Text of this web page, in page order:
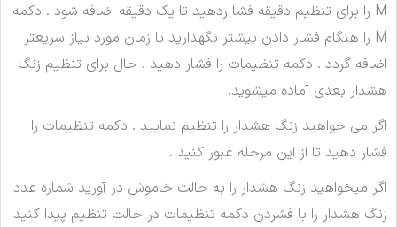
M را برای تنظیم دقیقه فشا ردهید تا یک دقیقه اضافه شود . دکمه
M را هنگام فشار دادن بیشتر نگهدارید تا زمان مورد نیاز سریعتر
اضافه گردد . دکمه تنظیمات را فشار دهید . حال برای تنظیم زنگ
هشدار بعدی آماده میشوید.
اگر می خواهید زنگ هشدار را تنظیم نمایید . دکمه تنظیمات را
فشار دهید تا از این مرحله عبور کنید .
اگر میخواهید زنگ هشدار را به حالت خاموش در آورید شماره عدد
زنگ هشدار را با فشردن دکمه تنظیمات در حالت تنظیم پیدا کنید